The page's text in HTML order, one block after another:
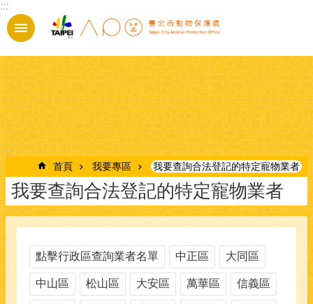
跳到主要內容區塊
:::
:::
首頁 我要專區 我要查詢合法登記的特定寵物業者
我要查詢合法登記的特定寵物業者
點擊行政區查詢業者名單 中正區 大同區
中山區 松山區 大安區 萬華區 信義區